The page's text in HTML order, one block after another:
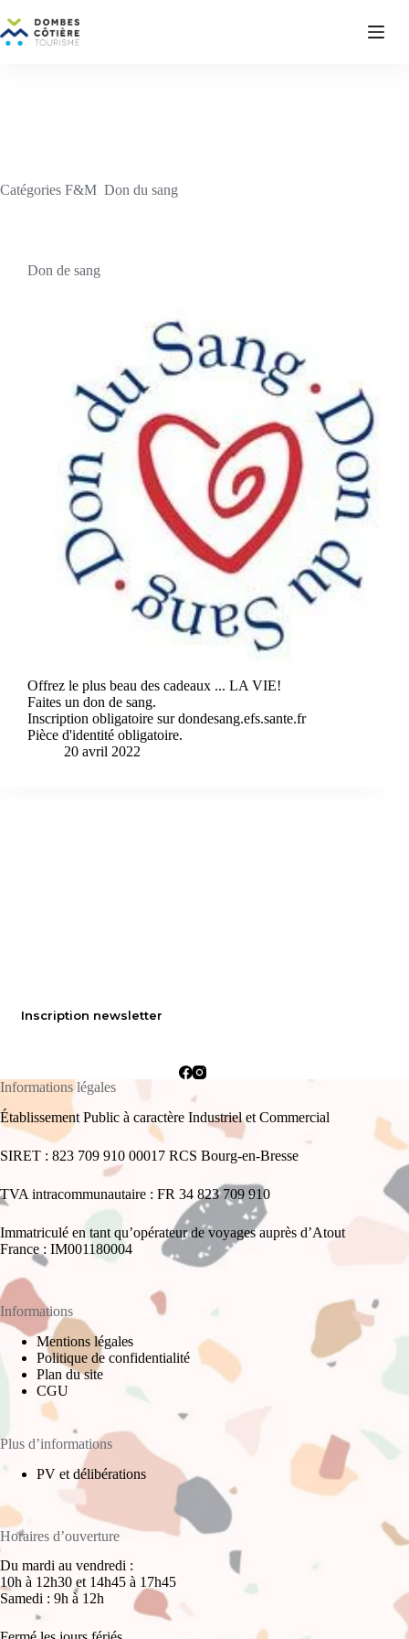
au
contenu
Catégories F&M Don du sang
Don de sang
Offrez le plus beau des cadeaux ... LA VIE!
Faites un don de sang.
Inscription obligatoire sur dondesang.efs.sante.fr
Pièce d'identité obligatoire.
20 avril 2022
Inscription newsletter
Informations légales
Établissement Public à caractère Industriel et Commercial
SIRET : 823 709 910 00017 RCS Bourg-en-Bresse
TVA intracommunautaire : FR 34 823 709 910
Immatriculé en tant qu’opérateur de voyages auprès d’Atout
France : IM001180004
Informations
Mentions légales
Politique de confidentialité
Plan du site
CGU
Plus d’informations
PV et délibérations
Horaires d’ouverture
Du mardi au vendredi :
10h à 12h30 et 14h45 à 17h45
Samedi : 9h à 12h